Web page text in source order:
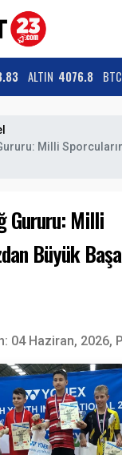
ALTIN 4076.8 BTC
Milli
Gururu: Milli
Büyük
04 Haziran, 2026,